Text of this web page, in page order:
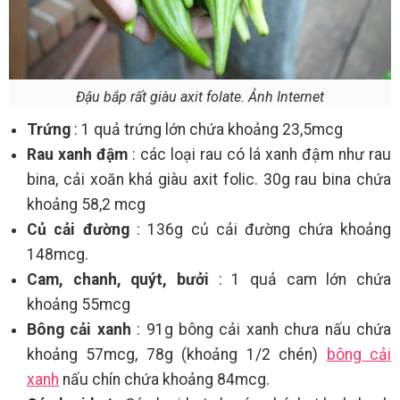
Đậu bắp rất giàu axit folate. Ảnh Internet
Trứng : 1 quả trứng lớn chứa khoảng 23,5mcg
Rau xanh đậm : các loại rau có lá xanh đậm như rau
bina, cải xoăn khá giàu axit folic. 30g rau bina chứa
khoảng 58,2 mcg
Củ cải đường: 136g củ cải đường chứa khoảng
148mcg.
Cam, chanh, quýt, bưởi : 1 quả cam lớn chứa
khoảng 55mcg
Bông cải xanh : 91g bông cải xanh chưa nấu chứa
khoảng 57mcg, 78g (khoảng 1/2 chén)
bông cải
xanh nấu chín chứa khoảng 84mcg.